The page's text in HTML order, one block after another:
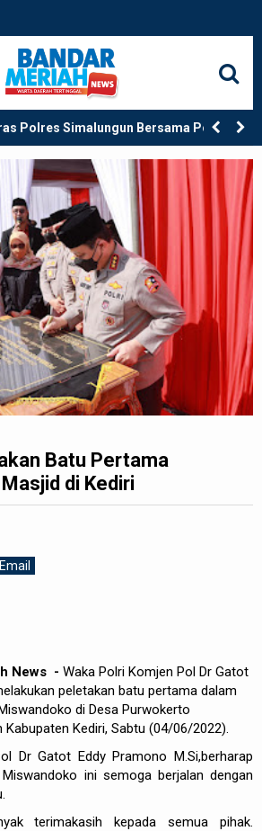
Polres Simalungun Bersama Polsek
Tangkap Tersangka Curas di Riau Usai
Buron Lintas Provinsi
Batu Pertama
di Kediri
Email
News - Waka Polri Komjen Pol Dr Gatot
peletakan batu pertama dalam
di Desa Purwokerto
Kediri, Sabtu (04/06/2022).
Dr Gatot Eddy Pramono M.Si,berharap
ini semoga berjalan dengan
terimakasih kepada semua pihak.